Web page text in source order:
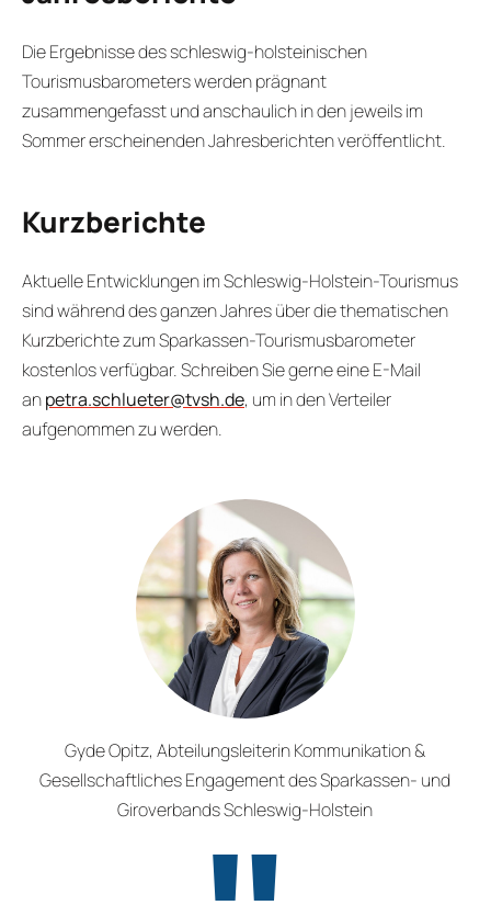
Die Ergebnisse des schleswig-holsteinischen
Tourismusbarometers werden prägnant
zusammengefasst und anschaulich in den jeweils im
Sommer erscheinenden Jahresberichten veröffentlicht.
Kurzberichte
Aktuelle Entwicklungen im Schleswig-Holstein-Tourismus
sind während des ganzen Jahres über die thematischen
Kurzberichte zum Sparkassen-Tourismusbarometer
kostenlos verfügbar. Schreiben Sie gerne eine E-Mail
anpetra.schlueter@tvsh.de, um in den Verteiler
aufgenommen zu werden.
Gyde Opitz, Abteilungsleiterin Kommunikation &
Gesellschaftliches Engagement des Sparkassen- und
Giroverbands Schleswig-Holstein